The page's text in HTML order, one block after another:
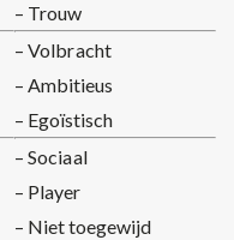
– Trouw
– Volbracht
– Ambitieus
– Egoïstisch
– Sociaal
– Player
– Niet toegewijd